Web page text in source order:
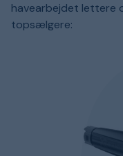
havearbejdet lettere
topsælgere: